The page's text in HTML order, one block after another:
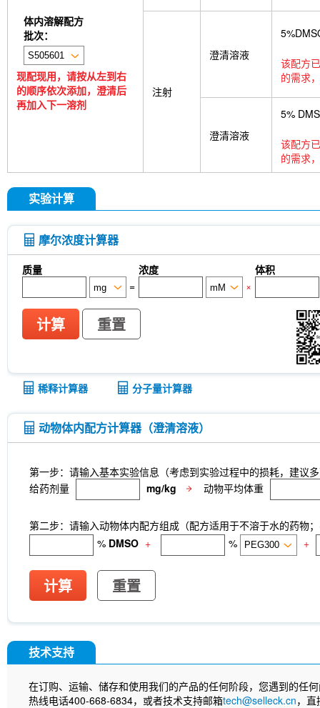
体内溶解配方
批次：
现配现用，请按从左到右
的顺序依次添加，澄清后
再加入下一溶剂
注射
澄清溶液
该配方
的需求
澄清溶液
5%
该配方
的需求
实验计算
摩尔浓度计算器
质量 浓度
体积
=
×
计算 重置
稀释计算器 分子量计算器
动物体内配方计算器（澄清溶液）
第一步：请输入基本实验信息（考虑到实验过程中的损耗，建议
给药剂量
mg/kg 动物平均体重
第二步：请输入动物体内配方组成（配方适用于不溶于水的药物
% DMSO + % +
计算 重置
技术支持
在订购、运输、储存和使用我们的产品的任何阶段，您遇到的任
热线电话400-668-6834，或者技术支持邮箱tech@selleck.cn，